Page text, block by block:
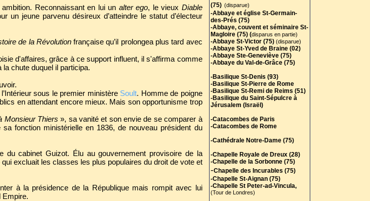
Reconnaissant en lui un alter ego, le vieux Diable
jeune parvenu désireux d’atteindre le statut d’électeur
de la Révolutionfrançaise qu’il prolongea plus tard avec
d'affaires, grâce à ce support influent, il s'affirma comme
la chute duquel il participa.
sous le premier ministère Soult. Homme de poigne
en attendant encore mieux. Mais son opportunisme trop
Monsieur Thiers », sa vanité et son envie de se comparer à
fonction ministérielle en 1836, de nouveau président du
du cabinet Guizot. Élu au gouvernement provisoire de la
excluait les classes les plus populaires du droit de vote et
à la présidence de la République mais rompit avec lui
Empire.
(75) (disparue)
-Abbaye et église St-Germain-
des-Prés (75)
-Abbaye, couvent et séminaire St-
Magloire (75) (disparus en partie)
-Abbaye St-Victor (75) (disparue)
-Abbaye St-Yved de Braine (02)
-Abbaye Ste-Geneviève (75)
-Abbaye du Val-de-Grâce (75)
-Basilique St-Denis (93)
-Basilique St-Pierre de Rome
-Basilique St-Remi de Reims (51)
-Basilique du Saint-Sépulcre à
Jérusalem (Israël)
-Catacombes de Paris
-Catacombes de Rome
-Cathédrale Notre-Dame (75)
-Chapelle Royale de Dreux (28)
-Chapelle de la Sorbonne (75)
-Chapelle des Incurables (75)
-Chapelle St-Aignan (75)
-Chapelle St Peter-ad-Vincula,
(Tour de Londres)